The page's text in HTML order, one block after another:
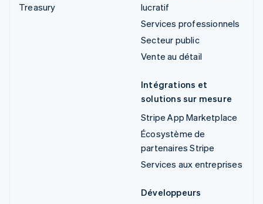
Treasury
lucratif
Services professionnels
Secteur public
Vente au détail
Intégrations et
solutions sur mesure
Stripe App Marketplace
Écosystème de
partenaires Stripe
Services aux entreprises
Développeurs